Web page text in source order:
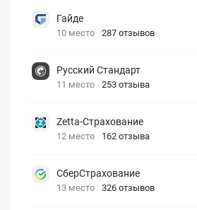
Гайде
10 место 287 отзывов
Русский Стандарт
11 место 253 отзыва
Zetta-Страхование
12 место 162 отзыва
СберСтрахование
13 место 326 отзывов